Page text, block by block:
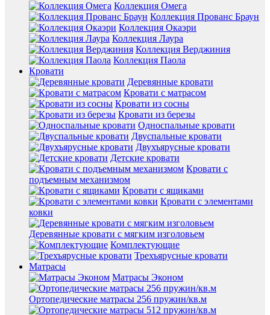
Коллекция Омега
Коллекция Прованс Браун
Коллекция Окаэри
Коллекция Лаура
Коллекция Верджиния
Коллекция Паола
Кровати
Деревянные кровати
Кровати с матрасом
Кровати из сосны
Кровати из березы
Односпальные кровати
Двуспальные кровати
Двухъярусные кровати
Детские кровати
Кровати с
подъемным механизмом
Кровати с ящиками
Кровати с элементами
ковки
Деревянные кровати с мягким изголовьем
Комплектующие
Трехъярусные кровати
Матрасы
Матрасы Эконом
Ортопедические матрасы 256 пружин/кв.м